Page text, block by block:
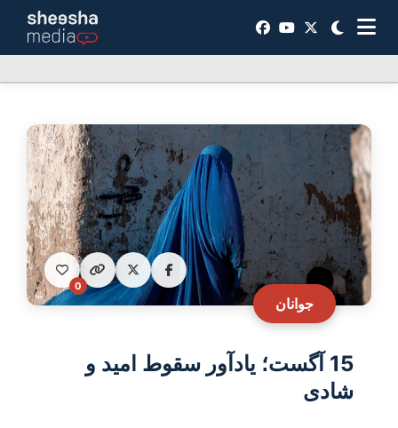
جوانان
0
15 آگست؛ یادآور سقوط امید و
شادی